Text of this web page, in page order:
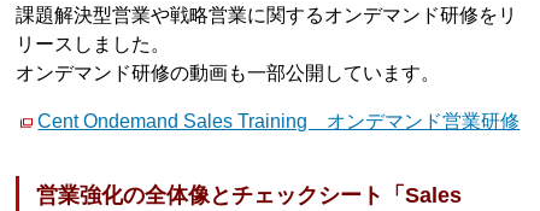
課題解決型営業や戦略営業に関するオンデマンド研修をリ
リースしました。
オンデマンド研修の動画も一部公開しています。
Cent Ondemand Sales Training オンデマンド営業研修
営業強化の全体像とチェックシート「Sales